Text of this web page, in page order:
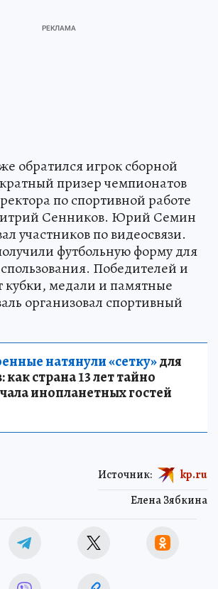
обратился игрок сборной
призер чемпионатов
по спортивной работе
Сенников. Юрий Семин
участников по видеосвязи.
футбольную форму для
Победителей и
кубки, медали и памятные
организовал спортивный
натянули «сетку»для
страна 13 лет тайно
инопланетных гостей
Елена Зябкина
Источник: kp.ru